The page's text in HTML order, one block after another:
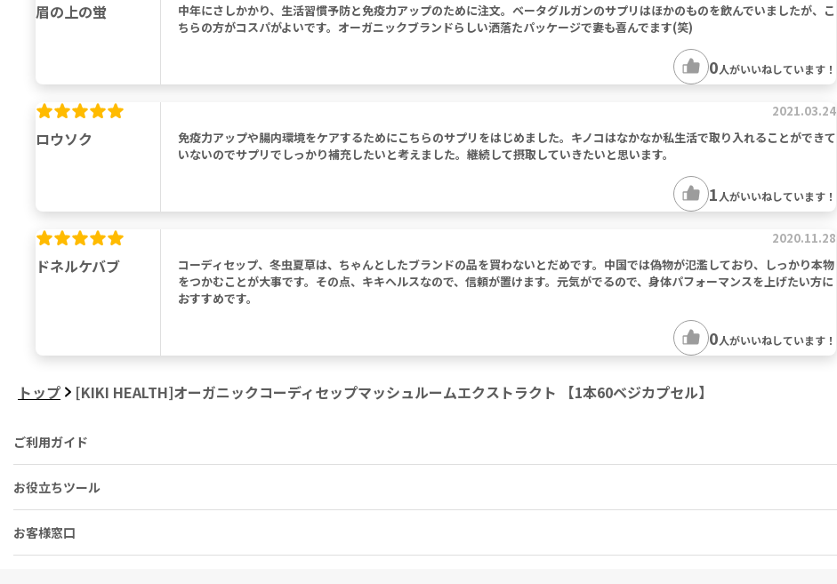
眉の上の蛍
中年にさしかかり、生活習慣予防と免疫力アップのために注文。ベータグルガンのサプリはほかのものを飲んでいましたが、こ
ちらの方がコスパがよいです。オーガニックブランドらしい洒落たパッケージで妻も喜んでます(笑)
0人がいいねしています！
ロウソク
2021.03.24
免疫力アップや腸内環境をケアするためにこちらのサプリをはじめました。キノコはなかなか私生活で取り入れることができて
いないのでサプリでしっかり補充したいと考えました。継続して摂取していきたいと思います。
1 人がいいねしています！
ドネルケバブ
2020.11.28
コーディセップ、冬虫夏草は、ちゃんとしたブランドの品を買わないとだめです。中国では偽物が氾濫しており、しっかり本物
をつかむことが大事です。その点、キキヘルスなので、信頼が置けます。元気がでるので、身体パフォーマンスを上げたい方に
おすすめです。
0人がいいねしています！
トップ [KIKI HEALTH]オーガニックコーディセップマッシュルームエクストラクト 【1本60ベジカプセル】
ご利用ガイド
お役立ちツール
お客様窓口